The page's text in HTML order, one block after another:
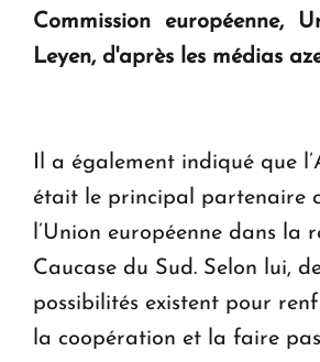
Commission européenne,
Leyen, d'après les médias
Il a également indiqué que
était le principal partenaire
l’Union européenne dans la
Caucase du Sud. Selon lui,
possibilités existent pour
la coopération et la faire